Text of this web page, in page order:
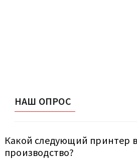
НАШ ОПРОС
Какой следующий принтер
производство?